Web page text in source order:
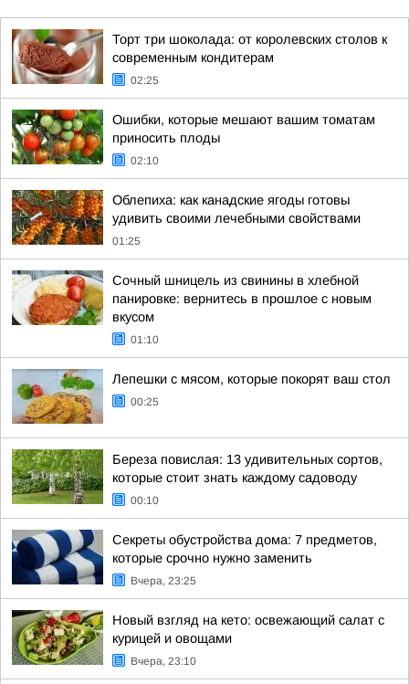
Торт три шоколада: от королевских столов к
современным кондитерам
02:25
Ошибки, которые мешают вашим томатам
приносить плоды
02:10
Облепиха: как канадские ягоды готовы
удивить своими лечебными свойствами
01:25
Сочный шницель из свинины в хлебной
панировке: вернитесь в прошлое с новым
вкусом
01:10
Лепешки с мясом, которые покорят ваш стол
00:25
Береза повислая: 13 удивительных сортов,
которые стоит знать каждому садоводу
00:10
Секреты обустройства дома: 7 предметов,
которые срочно нужно заменить
Вчера, 23:25
Новый взгляд на кето: освежающий салат с
курицей и овощами
Вчера, 23:10